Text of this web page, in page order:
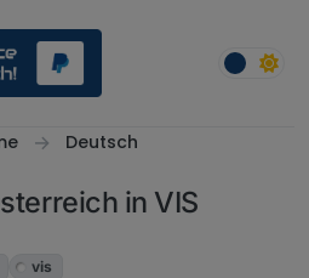
Deutsch
in VIS
vis